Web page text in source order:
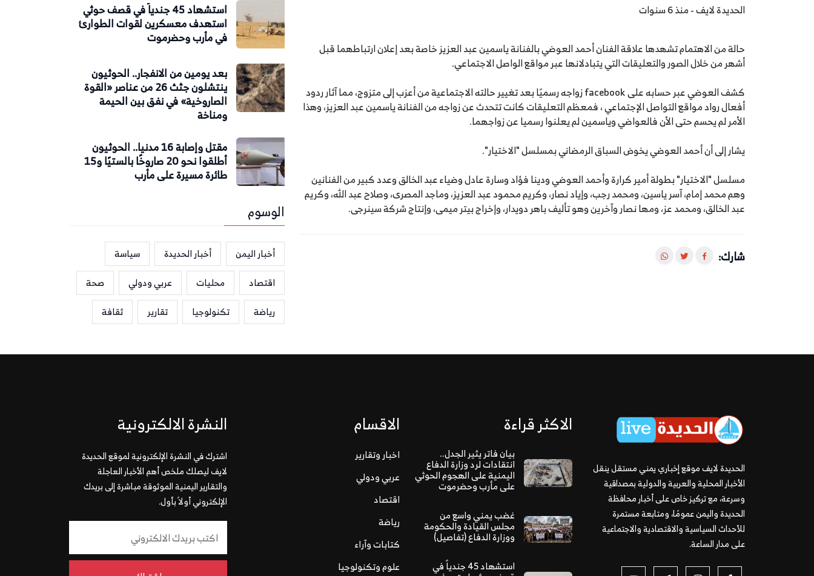
الحديدة لايف - منذ 6 سنوات
حالة من الاهتمام تشهدها علاقة الفنان أحمد العوضي بالفنانة ياسمين عبد العزيز خاصة بعد إعلان ارتباطهما قبل
أشهر من خلال ‏الصور والتعليقات التي يتبادلانها عبر مواقع الواصل الاجتماعي.‏
كشف العوضي عبر حسابه على facebook زواجه رسميًا بعد تغيير حالته الاجتماعية من أعزب إلى متزوج، مما آثار ردود
أفعال رواد مواقع التواصل الإجتماعي ، فمعظم التعليقات كانت تتحدث عن زواجه من الفنانة ياسمين عبد العزيز، وهذا
الأمر لم يحسم حتى الأن فالعواضي وياسمين لم يعلنوا رسميا عن زواجهما.
يشار إلى أن أحمد العوضي يخوض السباق الرمضاني بمسلسل "الاختيار".
مسلسل "الاختيار" بطولة أمير كرارة وأحمد العوضي ودينا فؤاد وسارة عادل وضياء عبد الخالق وعدد كبير من الفنانين
وهم محمد إمام، آسر ياسين، ومحمد رجب، وإياد نصار، وكريم محمود عبد العزيز، وماجد المصرى، وصلاح عبد الله، وكريم
عبد الخالق، ومحمد عز، ومها نصار وآخرين وهو تأليف باهر دويدار، وإخراج بيتر ميمى، وإنتاج شركة سينرجى.
شارك:
استشهاد 45 جندياً في قصف حوثي
استهدف معسكرين لقوات الطوارئ
في مأرب وحضرموت
بعد يومين من الانفجار.. الحوثيون
ينتشلون جثث 26 من عناصر «القوة
الصاروخية» في نفق بين الحيمة
ومناخة
مقتل وإصابة 16 مدنيا.. الحوثيون
أطلقوا نحو 20 صاروخًا بالستيًا و15
طائرة مسيرة على مأرب
الوسوم
أخبار اليمن أخبار الحديدة
سياسة
اقتصاد
محليات عربي ودولي
صحة
رياضة
تكنولوجيا تقارير ثقافة
الحديدة لايف موقع إخباري يمني مستقل ينقل
الأخبار المحلية والعربية والدولية بمصداقية
وسرعة، مع تركيز خاص على أخبار محافظة
الحديدة واليمن عمومًا، ومتابعة مستمرة
للأحداث السياسية والاقتصادية والاجتماعية
على مدار الساعة.
الاكثر قراءة
بيان فاتر يثير الجدل..
انتقادات لرد وزارة الدفاع
اليمنية على الهجوم الحوثي
على مأرب وحضرموت
غضب يمني واسع من
مجلس القيادة والحكومة
ووزارة الدفاع (تفاصيل)
استشهاد 45 جندياً في
الاقسام
اخبار وتقارير
عربي ودولي
اقتصاد
رياضة
كتابات وآراء
علوم وتكنولوجيا
النشرة الالكترونية
اشترك في النشرة الإلكترونية لموقع الحديدة
لايف ليصلك ملخص أهم الأخبار العاجلة
والتقارير اليمنية الموثوقة مباشرة إلى بريدك
الإلكتروني أولاً بأول.